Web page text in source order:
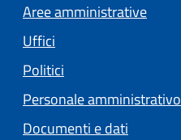
Aree amministrative
Uffici
Politici
Personale amministrativo
Documenti e dati